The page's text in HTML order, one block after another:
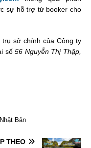
sự hỗ trợ từ booker cho
sở chính của Công ty
số56 Nguyễn Thị Thập,
Bản
THEO